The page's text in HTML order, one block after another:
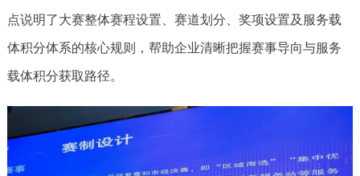
点说明了大赛整体赛程设置、赛道划分、奖项设置及服务载
体积分体系的核心规则，帮助企业清晰把握赛事导向与服务
载体积分获取路径。